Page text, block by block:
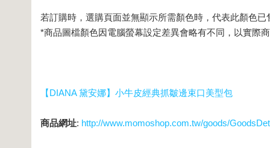
若訂購時，選購頁面並無顯示所需顏色時，代表此顏色
*商品圖檔顏色因電腦螢幕設定差異會略有不同，以實際
【DIANA 黛安娜】小牛皮經典抓皺邊束口美型包
商品網址: http://www.momoshop.com.tw/goods/